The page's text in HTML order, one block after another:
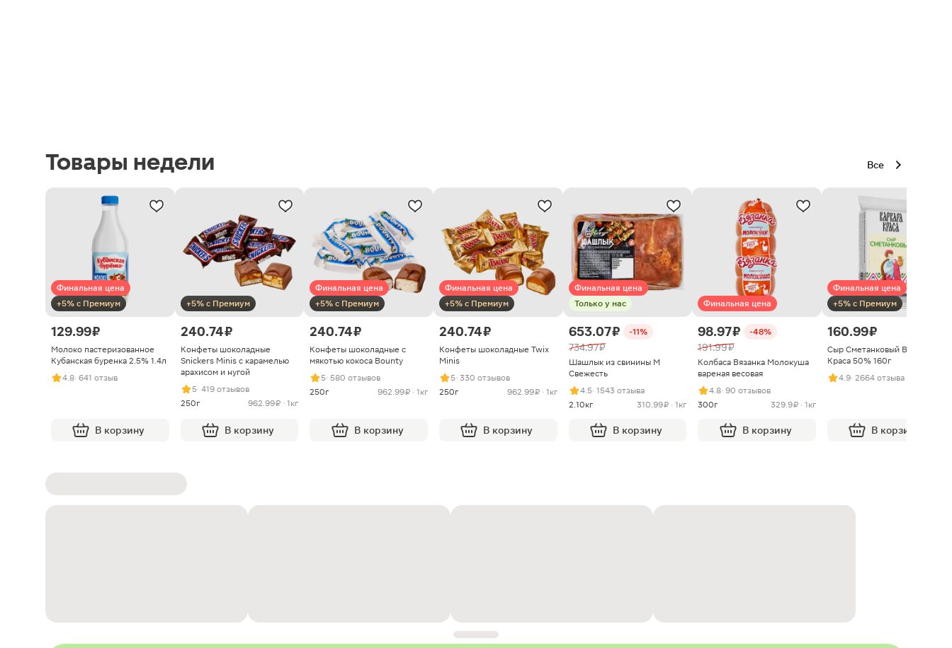
Товары недели Все
Финальная цена
+5% с Премиум
129.99 ₽
Молоко пастеризованное
Кубанская буренка 2.5% 1.4л
4.8· 641 отзыв
В корзину
+5% с Премиум
240.74 ₽
Конфеты шоколадные
Snickers Minis с карамелью
арахисом и нугой
5· 419 отзывов
250г
962.99 ₽ · 1кг
В корзину
Финальная цена
+5% с Премиум
240.74 ₽
Конфеты шоколадные с
мякотью кокоса Bounty
5· 580 отзывов
250г
962.99 ₽ · 1кг
В корзину
Финальная цена
+5% с Премиум
240.74 ₽
Конфеты шоколадные Twix
Minis
5· 330 отзывов
250г
962.99 ₽ · 1кг
В корзину
Финальная цена
Только у нас
653.07 ₽ -11%
734.97 ₽
Шашлык из свинины М
Свежесть
4.5· 1543 отзыва
2.10кг
310.99 ₽ · 1кг
В корзину
Финальная цена
98.97 ₽ -48%
191.99 ₽
Колбаса Вязанка Молокуша
вареная весовая
4.8· 90 отзывов
300г
329.9 ₽ · 1кг
В корзину
Финальная цена
+5% с Премиум
160.99 ₽
Сыр Сметанковый Варвара
Краса 50% 160г
4.9· 2664 отзыва
В корзину